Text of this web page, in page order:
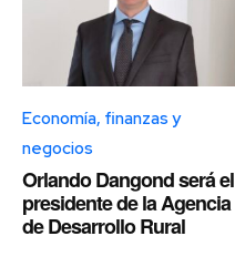
Economía, finanzas y
negocios
Orlando Dangond será el
presidente de la Agencia
de Desarrollo Rural